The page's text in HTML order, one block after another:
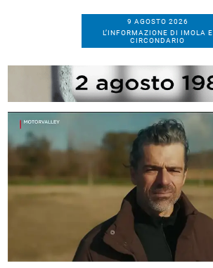
9 AGOSTO 2026
L’INFORMAZIONE DI IMOLA E
CIRCONDARIO